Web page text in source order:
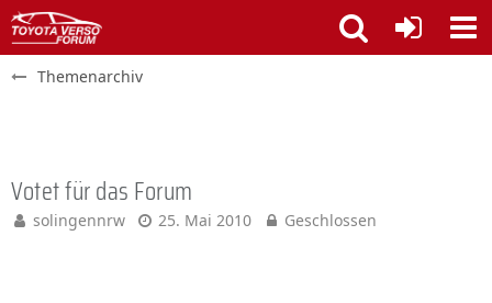
Themenarchiv
Votet für das Forum
solingennrw 25. Mai 2010 Geschlossen